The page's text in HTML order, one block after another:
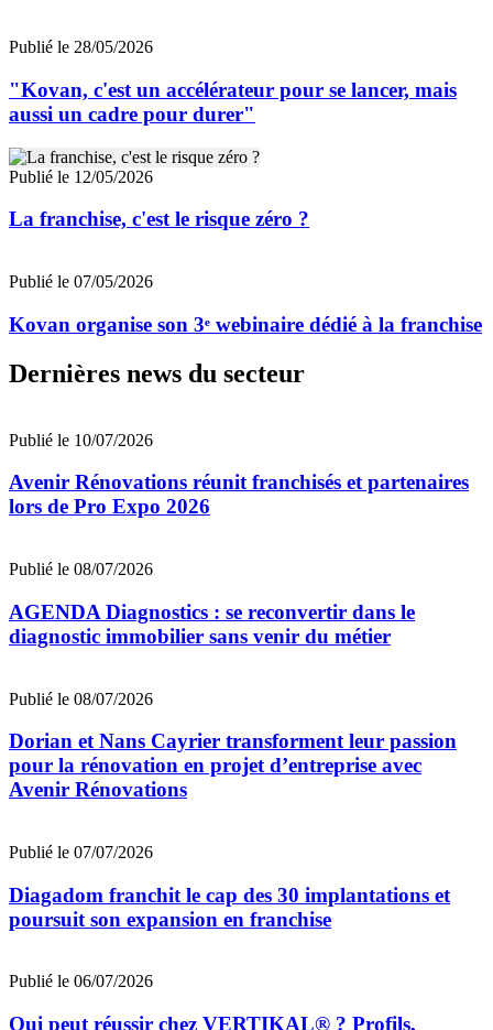
Publié le 28/05/2026
"Kovan, c'est un accélérateur pour se lancer, mais
aussi un cadre pour durer"
Publié le 12/05/2026
La franchise, c'est le risque zéro ?
Publié le 07/05/2026
Kovan organise son 3ᵉ webinaire dédié à la franchise
Dernières news du secteur
Publié le 10/07/2026
Avenir Rénovations réunit franchisés et partenaires
lors de Pro Expo 2026
Publié le 08/07/2026
AGENDA Diagnostics : se reconvertir dans le
diagnostic immobilier sans venir du métier
Publié le 08/07/2026
Dorian et Nans Cayrier transforment leur passion
pour la rénovation en projet d’entreprise avec
Avenir Rénovations
Publié le 07/07/2026
Diagadom franchit le cap des 30 implantations et
poursuit son expansion en franchise
Publié le 06/07/2026
Qui peut réussir chez VERTIKAL® ? Profils,